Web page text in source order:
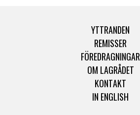
YTTRANDEN
REMISSER
FÖREDRAGNINGAR
OM LAGRÅDET
KONTAKT
IN ENGLISH